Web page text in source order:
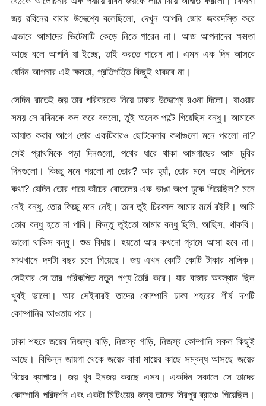
জয় রবিনের বাবার উদ্দেশ্যে বলেছিলো, দেখুন আপনি জোর জবরদস্তি করে
এভাবে আমাদের ভিটেমাটি কেড়ে নিতে পারেন না। আজ আপনাদের ক্ষমতা
আছে বলে আপনি যা ইচ্ছে, তাই করতে পারেন না। এমন এক দিন আসবে
যেদিন আপনার এই ক্ষমতা, প্রতিপত্তি কিছুই থাকবে না।
সেদিন রাতেই জয় তার পরিবারকে নিয়ে ঢাকার উদ্দেশ্যে রওনা দিলো। যাওয়ার
সময় সে রবিনকে কল করে বললো, তুই অনেক পাল্টে গিয়েছিস বন্ধু। আমাকে
আঘাত করার আগে তোর একটিবারও ছোটবেলার কথাগুলো মনে পরলো না?
সেই প্রাথমিকে পড়া দিনগুলো, পথের ধারে থাকা আমগাছের আম চুরির
দিনগুলো। কিচ্ছু মনে পরলো না তোর? আর হ্যাঁ, তোর মনে আছে ঐদিনের
কথা? যেদিন তোর পায়ে কাঁচের বোতলের এক ভাঙা অংশ ঢুকে গিয়েছিল? মনে
নেই বন্ধু, তোর কিচ্ছু মনে নেই। তবে তুই চিরকাল আমার মর্মে রইবি। আমি
তোর বন্ধু হতে না পারি। কিন্তু তুইতো আমার বন্ধু ছিলি, আছিস, থাকবি।
ভালো থাকিস বন্ধু। শুভ বিদায়। হয়তো আর কখনো গ্রামে আসা হবে না।
মাঝখানে দশটা বছর চলে গিয়েছে। জয় এখন কোটি কোটি টাকার মালিক।
সেইবার সে তার পরিকল্পিত নতুন পণ্য তৈরি করে। যার বাজার অবস্থান ছিল
খুবই ভালো। আর সেইবারই তাদের কোম্পানি ঢাকা শহরের শীর্ষ দশটি
কোম্পানির আওতায় পরে।
ঢাকা শহরে জয়ের নিজস্ব বাড়ি, নিজস্ব গাড়ি, নিজস্ব কোম্পানি সকল কিছুই
আছে। বিভিন্ন জায়গা থেকে জয়ের বাবা মায়ের কাছে সম্বন্ধ আসছে জয়ের
বিয়ের ব্যাপারে। জয় খুব ইনজয় করছে এসব। একদিন সকালে সে তাদের
কোম্পানি পরিদর্শন এবং একটা মিটিংয়ের জন্য তাদের মিরপুর ব্রাঞ্চে গিয়েছিল।